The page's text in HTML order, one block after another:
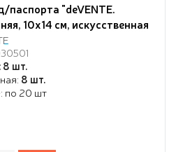
паспорта "deVENTE.
10x14 см, искусственная
вертикальная резинка,
3 отделения для визиток, в
пакете с европодвесом,
8 шт.
8 шт.
по 20 шт